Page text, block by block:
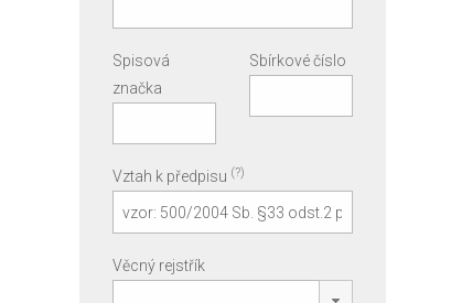
Spisová
značka
Sbírkové číslo
Vztah k předpisu (?)
Věcný rejstřík